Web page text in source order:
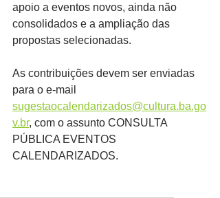
apoio a eventos novos, ainda não
consolidados e a ampliação das
propostas selecionadas.
As contribuições devem ser enviadas
para o e-mail
sugestaocalendarizados@cultura.ba.go
v.br, com o assunto CONSULTA
PÚBLICA EVENTOS
CALENDARIZADOS.